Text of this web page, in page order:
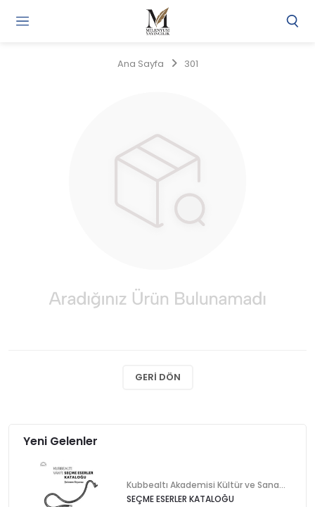
Ana Sayfa 301
GERI DÖN
Yeni Gelenler
SEÇME ESERLER KATALOĞU